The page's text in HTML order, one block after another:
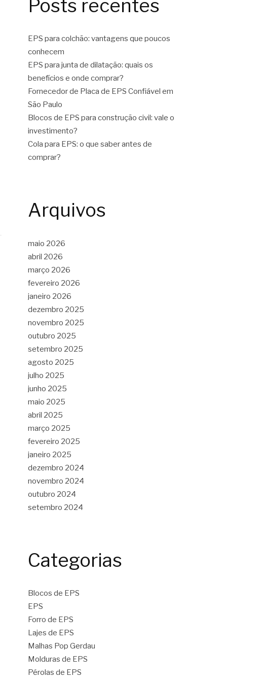
Posts recentes
EPS para colchão: vantagens que poucos
conhecem
EPS para junta de dilatação: quais os
benefícios e onde comprar?
Fornecedor de Placa de EPS Confiável em
São Paulo
Blocos de EPS para construção civil: vale o
investimento?
Cola para EPS: o que saber antes de
comprar?
Arquivos
maio 2026
abril 2026
março 2026
fevereiro 2026
janeiro 2026
dezembro 2025
novembro 2025
outubro 2025
setembro 2025
agosto 2025
julho 2025
junho 2025
maio 2025
abril 2025
março 2025
fevereiro 2025
janeiro 2025
dezembro 2024
novembro 2024
outubro 2024
setembro 2024
Categorias
Blocos de EPS
EPS
Forro de EPS
Lajes de EPS
Malhas Pop Gerdau
Molduras de EPS
Pérolas de EPS